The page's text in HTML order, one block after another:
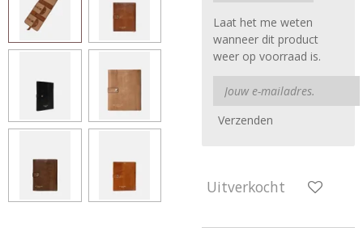
Laat het me weten
wanneer dit product
weer op voorraad is.
Verzenden
Uitverkocht